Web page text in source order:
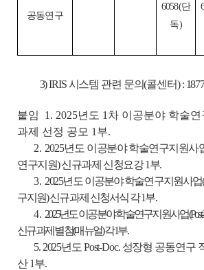
공동연구
6058(단
독)
3) IRIS 시스템 관련 문의(콜센터) :
붙임 1. 2025년도 1차 이공분야 학술
과제 선정 공모 1부.
2. 2025년도 이공분야 학술연구지원사
연구지원) 신규과제 신청요강 1부.
3. 2025년도 이공분야 학술연구지원사업
구지원) 신규과제 신청서식 각 1부.
4. 2025년도 이공분야 학술연구지원사업
신규과제 별첨(매뉴얼) 각 1부.
5. 2025년도 Post-Doc. 성장형 공동연구
산 1부.